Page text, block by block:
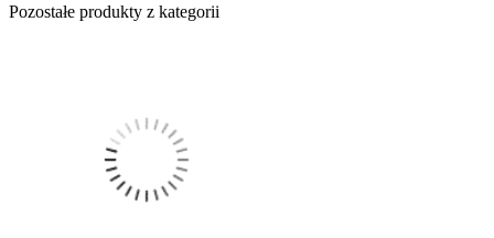
Pozostałe produkty z kategorii